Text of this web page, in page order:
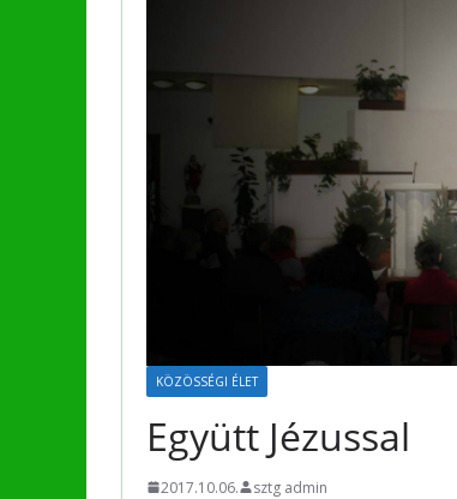
KÖZÖSSÉGI ÉLET
Együtt Jézussal
2017.10.06. sztg admin